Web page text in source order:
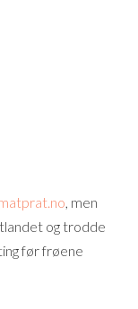
, men
og trodde
før frøene